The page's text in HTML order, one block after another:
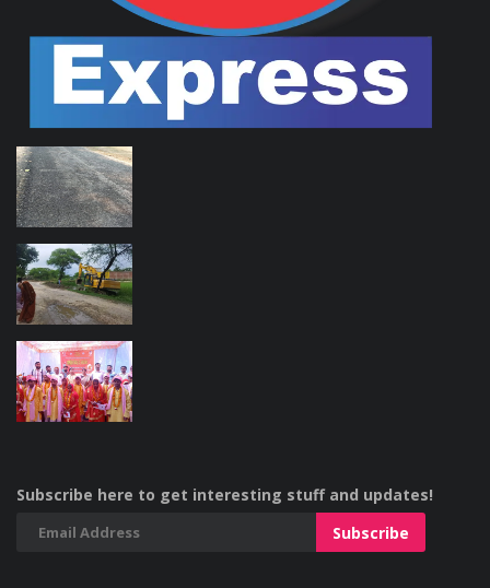
Subscribe here to get interesting stuff and updates!